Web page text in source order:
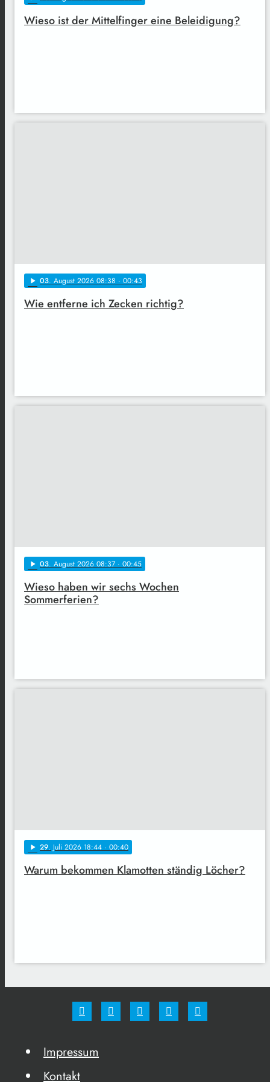
Wieso ist der Mittelfinger eine Beleidigung?
play_arrow 03. August 2026 08:38 · 00:43
Wie entferne ich Zecken richtig?
play_arrow 03. August 2026 08:37 · 00:45
Wieso haben wir sechs Wochen
Sommerferien?
play_arrow 29. Juli 2026 18:44 · 00:40
Warum bekommen Klamotten ständig Löcher?
Impressum
Kontakt